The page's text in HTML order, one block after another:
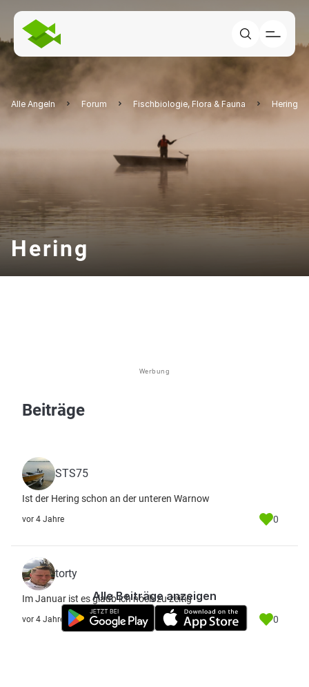
Alle Angeln Forum Fischbiologie, Flora & Fauna Hering
Hering
Werbung
Beiträge
STS75
Ist der Hering schon an der unteren Warnow
vor 4 Jahre 0
torty
Im Januar ist es glaub ich noch zu zeitig
vor 4 Jahre 0
Alle Beiträge anzeigen